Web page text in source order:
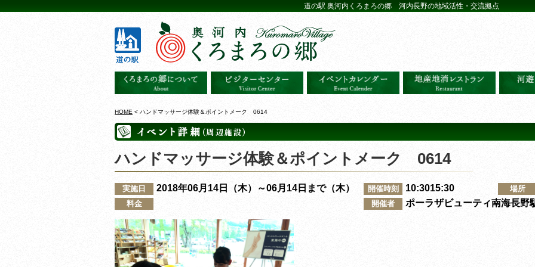
道の駅 奥河内くろまろの郷 河内長野の地域活性・交流拠点
HOME < ハンドマッサージ体験＆ポイントメーク 0614
ハンドマッサージ体験＆ポイントメーク 0614
実施日 2018年06月14日（木）～06月14日まで（木） 開催時刻 10:3015:30
場所
料金
開催者 ポーラザビューティ南海長野